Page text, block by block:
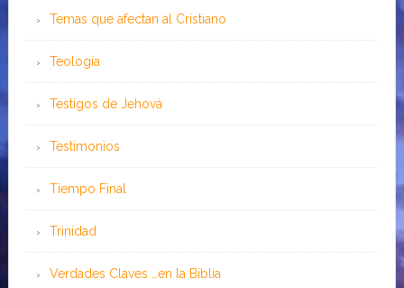
Temas que afectan al Cristiano
Teología
Testigos de Jehová
Testimonios
Tiempo Final
Trinidad
Verdades Claves …en la Biblia